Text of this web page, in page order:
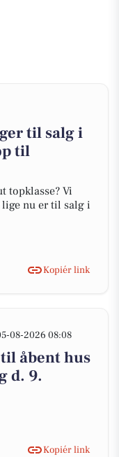
til salg i
til
topklasse? Vi
nu er til salg i
Kopiér link
08-2026 08:08
åbent hus
d. 9.
Kopiér link